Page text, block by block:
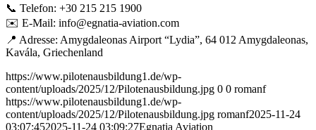
📞 Telefon: +30 215 215 1900
✉️ E-Mail: info@egnatia-aviation.com
📍 Adresse: Amygdaleonas Airport “Lydia”, 64 012 Amygdaleonas,
Kavála, Griechenland
https://www.pilotenausbildung1.de/wp-
content/uploads/2025/12/Pilotenausbildung.jpg 0 0 romanf
https://www.pilotenausbildung1.de/wp-
content/uploads/2025/12/Pilotenausbildung.jpg romanf2025-11-24
03:07:452025-11-24 03:09:27Egnatia Aviation